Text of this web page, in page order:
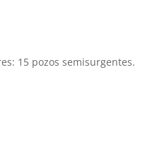
15 pozos semisurgentes.